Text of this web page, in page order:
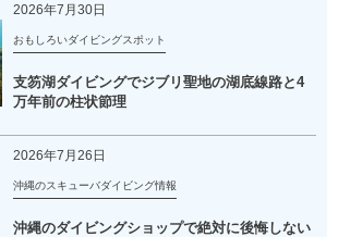
2026年7月30日
おもしろいダイビングスポット
支笏湖ダイビングでジブリ聖地の湖底線路と4
万年前の柱状節理
2026年7月26日
沖縄のスキューバダイビング情報
沖縄のダイビングショップで絶対に後悔しない